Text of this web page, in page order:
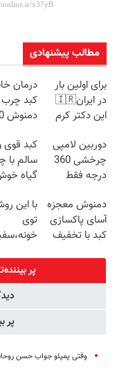
مطالب پیشنهادی
برای اولین بار
در ایران🇮🇷
این دکتر کرم
روزه ساخت!
درمان
کبد چرب
تخفیف
دوربین لامپی
چرخشی 360
درجه فقط
🔥 پرداخت
درب منزل
کبد قوی
سالم با
گیاه
دمنوش معجزه
آسای پاکسازی
کبد با تخفیف
با این
توی
برگردون
(40%off)
پر
پر
وقتی پمپئو جواب حسن